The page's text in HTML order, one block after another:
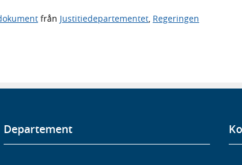
från Justitiedepartementet, Regeringen
Departement